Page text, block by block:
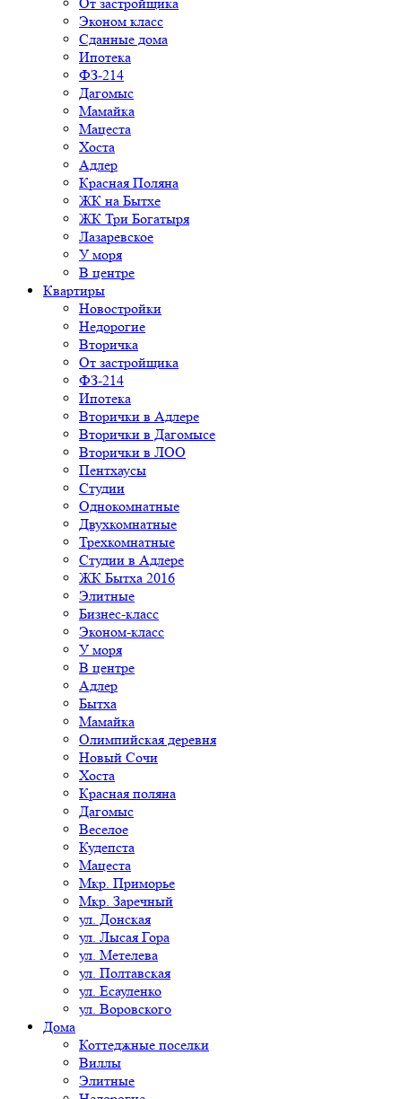
Эконом класс
Сданные дома
Ипотека
ФЗ-214
Дагомыс
Мамайка
Мацеста
Хоста
Адлер
Красная Поляна
ЖК на Бытхе
ЖК Три Богатыря
Лазаревское
У моря
В центре
Квартиры
Новостройки
Недорогие
Вторичка
От застройщика
ФЗ-214
Ипотека
Вторички в Адлере
Вторички в Дагомысе
Вторички в ЛОО
Пентхаусы
Студии
Однокомнатные
Двухкомнатные
Трехкомнатные
Студии в Адлере
ЖК Бытха 2016
Элитные
Бизнес-класс
Эконом-класс
У моря
В центре
Адлер
Бытха
Мамайка
Олимпийская деревня
Новый Сочи
Хоста
Красная поляна
Дагомыс
Веселое
Кудепста
Мацеста
Мкр. Приморье
Мкр. Заречный
ул. Донская
ул. Лысая Гора
ул. Метелева
ул. Полтавская
ул. Есауленко
ул. Воровского
Дома
Коттеджные поселки
Виллы
Элитные